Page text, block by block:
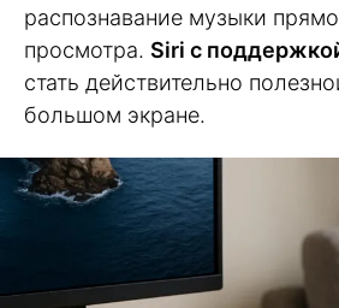
распознавание музыки
просмотра. Siri с
стать действительно
большом экране.